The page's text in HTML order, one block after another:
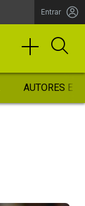
Entrar
AUTORES